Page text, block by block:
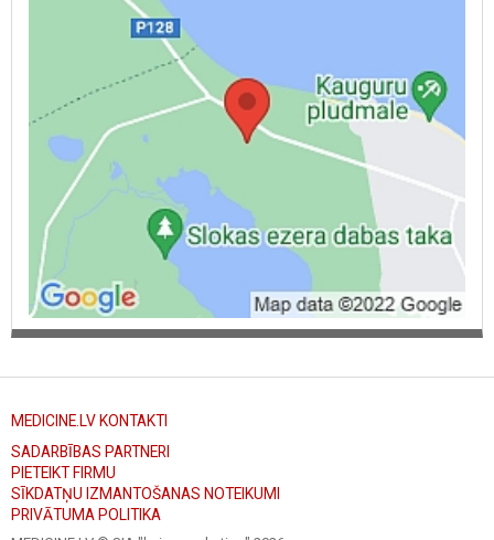
MEDICINE.LV KONTAKTI
SADARBĪBAS PARTNERI
PIETEIKT FIRMU
SĪKDATŅU IZMANTOŠANAS NOTEIKUMI
PRIVĀTUMA POLITIKA